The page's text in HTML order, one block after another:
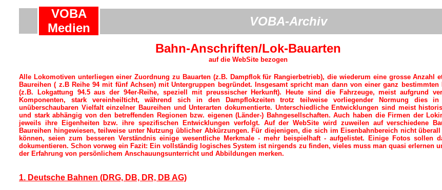
VOBA
Medien
VOBA-Archiv
Bahn-Anschriften/Lok-Bauarten
auf die WebSite bezogen
Alle Lokomotiven unterliegen einer Zuordnung zu Bauarten (z.B. Dampflok für Rangierbetrieb), die wiederum eine grosse Anzahl
Baureihen ( z.B Reihe 94 mit fünf Achsen) mit Untergruppen begründet. Insgesamt spricht man dann von einer ganz bestimmten
(z.B. Lokgattung 94.5 aus der 94er-Reihe, speziell mit preussischer Herkunft). Heute sind die Fahrzeuge, meist aufgrund
Komponenten, stark vereinheilticht, während sich in den Dampflokzeiten trotz teilweise vorliegender Normung dies
unüberschaubaren Vielfalt einzelner Baureihen und Unterarten dokumentierte. Unterschiedliche Entwicklungen sind meist
und stark abhängig von den betreffenden Regionen bzw. eigenen (Länder-) Bahngesellschaften. Auch haben die Firmen der
jeweils ihre Eigenheiten bzw. ihre spezifischen Entwicklungen verfolgt. Auf der WebSite wird zuweilen auf verschiedene
Baureihen hingewiesen, teilweise unter Nutzung üblicher Abkürzungen. Für diejenigen, die sich im Eisenbahnbereich nicht überall
können, seien zum besseren Verständnis einige wesentliche Merkmale - mehr beispielhaft - aufgelistet. Einige Fotos sollen
dokumentieren. Schon vorweg ein Fazit: Ein vollständig logisches System ist nirgends zu finden, vieles muss man quasi erlernen
der Erfahrung von persönlichem Anschauungsunterricht und Abbildungen merken.
1. Deutsche Bahnen (DRG, DB, DR, DB AG)